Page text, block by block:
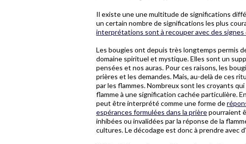
Il existe une une multitude de significations
un certain nombre de significations les plus
interprétations sont à recouper avec des signes
Les bougies ont depuis très longtemps permis
domaine spirituel et mystique. Elles sont un
pensées et nos auras. Pour ces raisons, les
prières et les demandes. Mais, au-delà de ces
par les flammes. Nombreux sont les croyants
flamme à une signification cachée particulière.
peut être interprété comme une forme de
espérances formulées dans la prièrepourraient
inhibées ou invalidées par la réponse de la
cultures. Le décodage est donc à prendre avec